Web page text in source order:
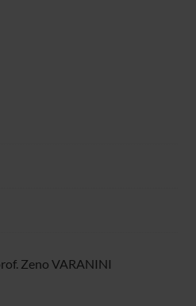
Zeno VARANINI